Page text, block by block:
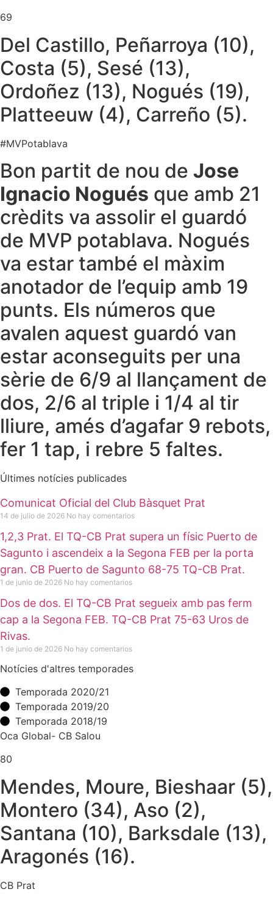
69
Del Castillo, Peñarroya (10),
Costa (5), Sesé (13),
Ordoñez (13), Nogués (19),
Platteeuw (4), Carreño (5).
#MVPotablava
Bon partit de nou de Jose
Ignacio Nogués que amb 21
crèdits va assolir el guardó
de MVP potablava. Nogués
va estar també el màxim
anotador de l’equip amb 19
punts. Els números que
avalen aquest guardó van
estar aconseguits per una
sèrie de 6/9 al llançament de
dos, 2/6 al triple i 1/4 al tir
lliure, amés d’agafar 9 rebots,
fer 1 tap, i rebre 5 faltes.
Últimes notícies publicades
Comunicat Oficial del Club Bàsquet Prat
14 de julio de 2026 No hay comentarios
1,2,3 Prat. El TQ-CB Prat supera un físic Puerto de
Sagunto i ascendeix a la Segona FEB per la porta
gran. CB Puerto de Sagunto 68-75 TQ-CB Prat.
1 de junio de 2026 No hay comentarios
Dos de dos. El TQ-CB Prat segueix amb pas ferm
cap a la Segona FEB. TQ-CB Prat 75-63 Uros de
Rivas.
1 de junio de 2026 No hay comentarios
Notícies d'altres temporades
Temporada 2020/21
Temporada 2019/20
Temporada 2018/19
Oca Global- CB Salou
80
Mendes, Moure, Bieshaar (5),
Montero (34), Aso (2),
Santana (10), Barksdale (13),
Aragonés (16).
CB Prat